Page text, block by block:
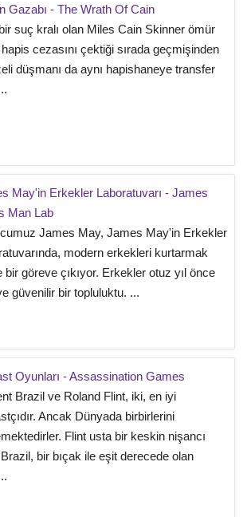
Gazabı - The Wrath Of Cain
suç kralı olan Miles Cain Skinner ömür
cezasını çektiği sırada geçmişinden
düşmanı da aynı hapishaneye transfer
May'in Erkekler Laboratuvarı - James
Man Lab
James May, James May'in Erkekler
modern erkekleri kurtarmak
bir göreve çıkıyor. Erkekler otuz yıl önce
güvenilir bir topluluktu. ...
Oyunları - Assassination Games
Brazil ve Roland Flint, iki, en iyi
Ancak Dünyada birbirlerini
Flint usta bir keskin nişancı
bir bıçak ile eşit derecede olan